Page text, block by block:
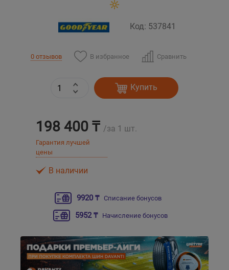
Код: 537841
0 отзывов В избранное Сравнить
Купить
198 400 ₸ /за 1 шт.
Гарантия лучшей
цены
В наличии
9920 ₸ Списание бонусов
5952 ₸ Начисление бонусов
Усть-Каменогорск
Шымкент
Экибастуз
Бишкек